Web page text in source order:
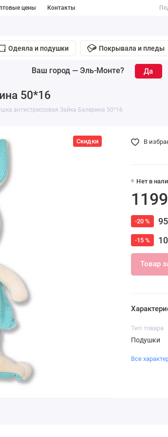
цены Контакты
Одеяла и подушки Покрывала и пледы
Ваш город — Эль-Монте?
50*16
антистрессовая Зайка Балерина 50*16
Скидки
Нет в
1199
-20 %
-15 %
Товар
В
Тип товара
Подушки
Все